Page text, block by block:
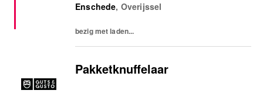
Store in Esnchede zijn we op zoek naar een
Enschede, Overijssel
bezig met laden...
Pakketknuffelaar